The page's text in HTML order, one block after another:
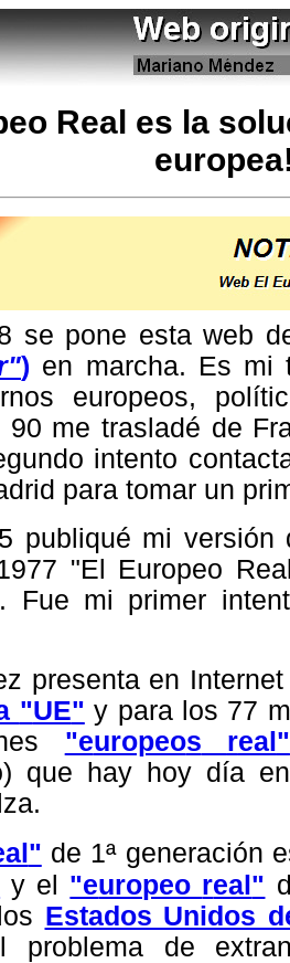
Real es la
se pone esta web
) en marcha. Es mi
europeos,
90 me trasladé de
intento
para tomar un
publiqué mi
"El Europeo
Fue mi primer
presenta en
"UE" y para los 77
"europeos real "
que hay hoy día
.
" de 1ª generación
y el "europeo real"
Estados Unidos
problema de